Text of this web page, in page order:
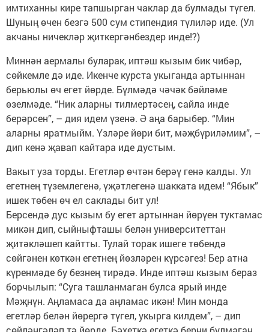
имтиханны кире тапшырган чаклар да булмады түгел.
Шуның өчен безгә 500 сум стипендия түлиләр иде. (Ул
акчаны ничекләр җиткергәнбездер инде!?)
Миннән аермалы буларак, иптәш кызым бик чибәр,
сөйкемле дә иде. Икенче курста укыганда артыннан
берьюлы өч егет йөрде. Бүлмәдә чәчәк бәйләме
өзелмәде. “Ник аларны тилмертәсең, сайла инде
берәрсен”, – дия идем үзенә. Ә аңа барыбер. “Мин
аларны яратмыйм. Үзләре йөри бит, мәҗбүриләмим”, –
дип кенә җавап кайтара иде дустым.
Вакыт уза торды. Егетләр өчтән берәү генә калды. Ул
егетнең түземлегенә, үҗәтлегенә шакката идем! “Ябык”
ишек төбен өч ел саклады бит ул!
Берсендә дус кызым бу егет артыннан йөрүен туктамас
микән дип, сыйныфташы белән университеттан
җитәкләшеп кайтты. Тулай торак ишеге төбендә
сөйгәнен көткән егетнең йөзләрен күрсәгез! Бер атна
күренмәде бу безнең тирәдә. Инде иптәш кызым бераз
борчылып: “Суга ташланмаган булса ярый инде
Мәҗнүн. Аңламаса да аңламас икән! Мин монда
егетләр белән йөрергә түгел, укырга килдем”, – дип